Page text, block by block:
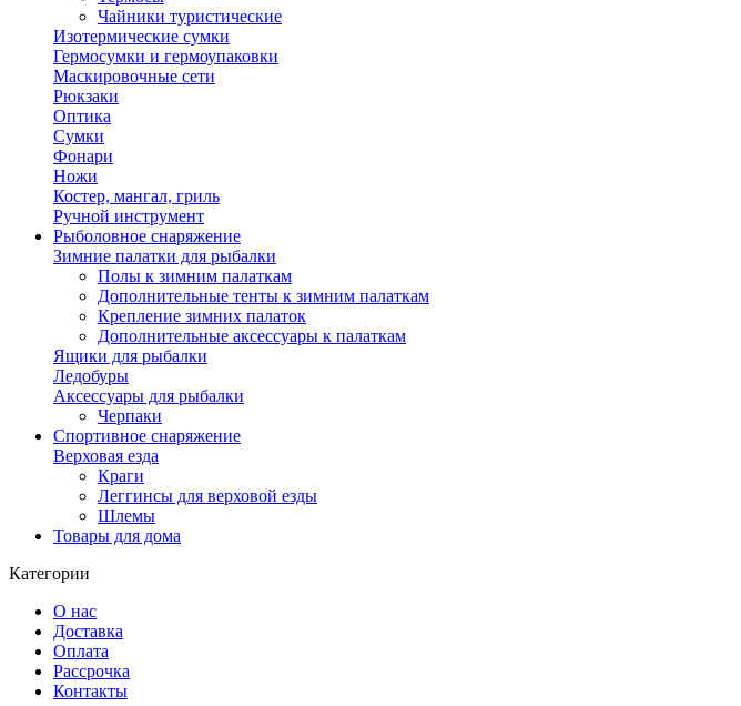
Чайники туристические
Изотермические сумки
Гермосумки и гермоупаковки
Маскировочные сети
Рюкзаки
Оптика
Сумки
Фонари
Ножи
Костер, мангал, гриль
Ручной инструмент
Рыболовное снаряжение
Зимние палатки для рыбалки
Полы к зимним палаткам
Дополнительные тенты к зимним палаткам
Крепление зимних палаток
Дополнительные аксессуары к палаткам
Ящики для рыбалки
Ледобуры
Аксессуары для рыбалки
Черпаки
Спортивное снаряжение
Верховая езда
Краги
Леггинсы для верховой езды
Шлемы
Товары для дома
Категории
О нас
Доставка
Оплата
Рассрочка
Контакты